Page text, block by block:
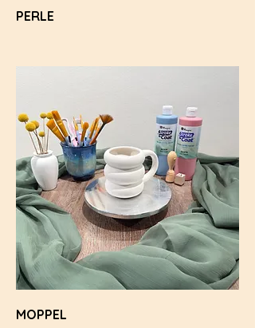
PERLE
MOPPEL